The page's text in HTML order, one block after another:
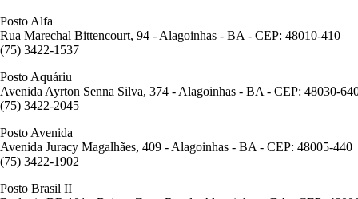
Posto Alfa
Rua Marechal Bittencourt, 94 - Alagoinhas - BA - CEP: 48010-410
(75) 3422-1537
Posto Aquáriu
Avenida Ayrton Senna Silva, 374 - Alagoinhas - BA - CEP: 48030-
(75) 3422-2045
Posto Avenida
Avenida Juracy Magalhães, 409 - Alagoinhas - BA - CEP: 48005-440
(75) 3422-1902
Posto Brasil II